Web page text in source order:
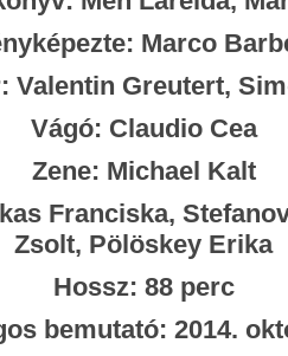
Marco
Valentin Greutert,
Vágó: Claudio Cea
Zene: Michael Kalt
Franciska,
Zsolt, Pölöskey Erika
Hossz: 88 perc
bemutató: 2014.